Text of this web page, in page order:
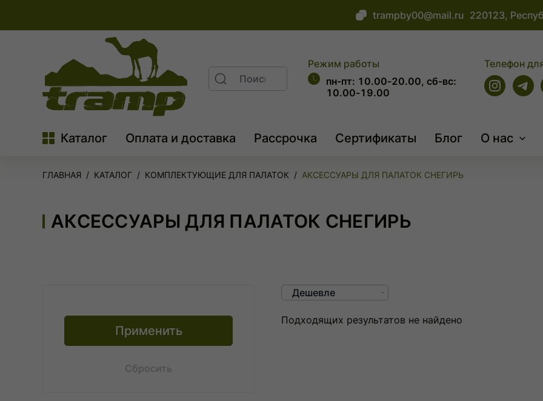
trampby00@mail.ru 220123,
главную
ПоискSearch
Режим работы
пн-пт: 10.00-20.00, сб-вс:
10.00-19.00
Телефон
Каталог Оплата и доставка Рассрочка Сертификаты Блог О нас
ГЛАВНАЯ КАТАЛОГ КОМПЛЕКТУЮЩИЕ ДЛЯ ПАЛАТОК АКСЕССУАРЫ ДЛЯ ПАЛАТОК СНЕГИРЬ
АКСЕССУАРЫ ДЛЯ ПАЛАТОК СНЕГИРЬ
Применить
Сбросить
Сортировка
продуктов
Подходящих результатов не найдено